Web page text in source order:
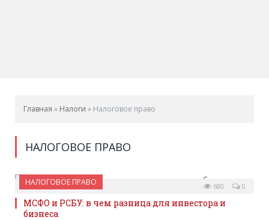
Главная » Налоги » Налоговое право
НАЛОГОВОЕ ПРАВО
НАЛОГОВОЕ ПРАВО
18 ИЮНЯ 2026 0
680
МСФО и РСБУ: в чем разница для инвестора и
бизнеса